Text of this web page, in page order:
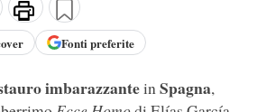
Fonti preferite
imbarazzanteinSpagna,